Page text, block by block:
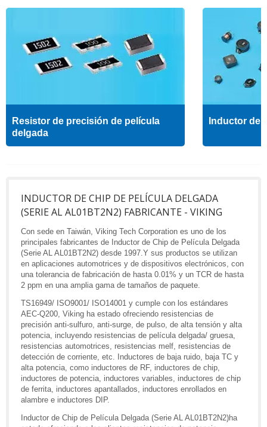
Resistor de precisión de película
delgada
Inductor de
INDUCTOR DE CHIP DE PELÍCULA DELGADA
(SERIE AL AL01BT2N2) FABRICANTE - VIKING
Con sede en Taiwán, Viking Tech Corporation es uno de los
principales fabricantes de Inductor de Chip de Película Delgada
(Serie AL AL01BT2N2) desde 1997.Y sus productos se utilizan
en aplicaciones automotrices y de dispositivos electrónicos, con
una tolerancia de fabricación de hasta 0.01% y un TCR de hasta
2 ppm en una amplia gama de tamaños de paquete.
TS16949/ ISO9001/ ISO14001 y cumple con los estándares
AEC-Q200, Viking ha estado ofreciendo resistencias de
precisión anti-sulfuro, anti-surge, de pulso, de alta tensión y alta
potencia, incluyendo resistencias de película delgada/ gruesa,
resistencias automotrices, resistencias melf, resistencias de
detección de corriente, etc. Inductores de baja ruido, baja TC y
alta potencia, como inductores de RF, inductores de chip,
inductores de potencia, inductores variables, inductores de chip
de ferrita, inductores apantallados, inductores enrollados en
alambre e inductores DIP.
Inductor de Chip de Película Delgada (Serie AL AL01BT2N2)ha